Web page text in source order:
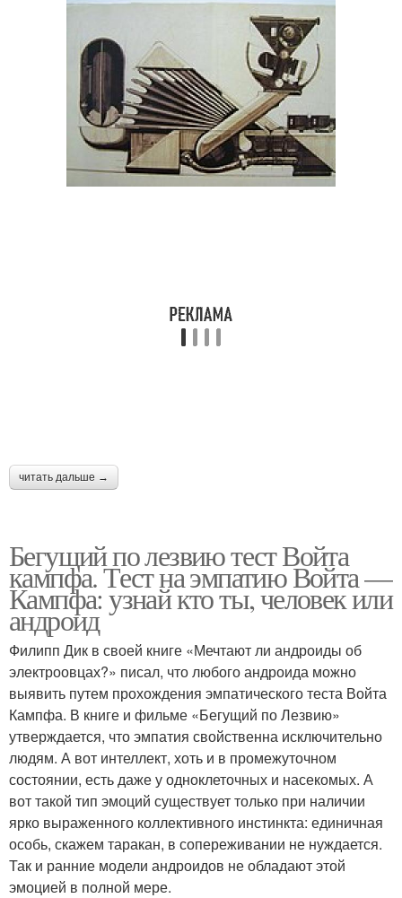
читать дальше →
Бегущий по лезвию тест Войта
кампфа. Тест на эмпатию Войта —
Кампфа: узнай кто ты, человек или
андроид
Филипп Дик в своей книге «Мечтают ли андроиды об
электроовцах?» писал, что любого андроида можно
выявить путем прохождения эмпатического теста Войта
Кампфа. В книге и фильме «Бегущий по Лезвию»
утверждается, что эмпатия свойственна исключительно
людям. А вот интеллект, хоть и в промежуточном
состоянии, есть даже у одноклеточных и насекомых. А
вот такой тип эмоций существует только при наличии
ярко выраженного коллективного инстинкта: единичная
особь, скажем таракан, в сопереживании не нуждается.
Так и ранние модели андроидов не обладают этой
эмоцией в полной мере.